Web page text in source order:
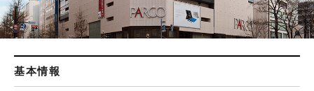
基本情報